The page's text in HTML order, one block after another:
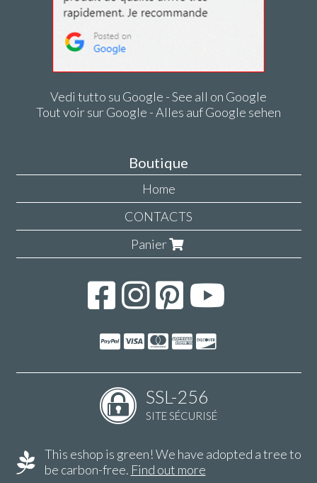
Vedi tutto su Google - See all on Google
Tout voir sur Google - Alles auf Google sehen
Boutique
Home
CONTACTS
Panier
SSL-256
SITE SÉCURISÉ
This eshop is green! We have adopted a tree to
be carbon-free. Find out more